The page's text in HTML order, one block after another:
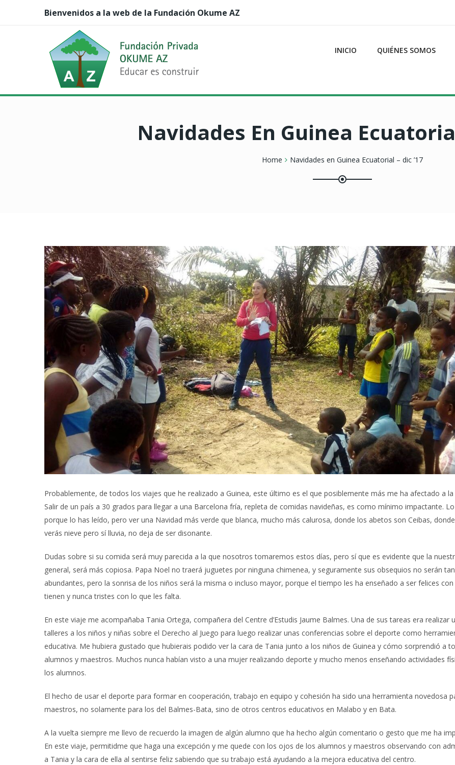
Bienvenidos a la web de la Fundación Okume AZ
INICIO QUIÉNES SOMOS
Navidades En Guinea
Home Navidades en Guinea Ecuatorial – dic ’17
Probablemente, de todos los viajes que he realizado a Guinea, este último es el que posiblemente más me ha afectado a la
Salir de un país a 30 grados para llegar a una Barcelona fría, repleta de comidas navideñas, es como mínimo impactante.
porque lo has leído, pero ver una Navidad más verde que blanca, mucho más calurosa, donde los abetos son Ceibas,
verás nieve pero sí lluvia, no deja de ser disonante.
Dudas sobre si su comida será muy parecida a la que nosotros tomaremos estos días, pero sí que es evidente que la
general, será más copiosa. Papa Noel no traerá juguetes por ninguna chimenea, y seguramente sus obsequios no serán tan
abundantes, pero la sonrisa de los niños será la misma o incluso mayor, porque el tiempo les ha enseñado a ser felices
tienen y nunca tristes con lo que les falta.
En este viaje me acompañaba Tania Ortega, compañera del Centre d’Estudis Jaume Balmes. Una de sus tareas era realizar
talleres a los niños y niñas sobre el Derecho al Juego para luego realizar unas conferencias sobre el deporte como
educativa. Me hubiera gustado que hubierais podido ver la cara de Tania junto a los niños de Guinea y cómo sorprendió a
alumnos y maestros. Muchos nunca habían visto a una mujer realizando deporte y mucho menos enseñando actividades
los alumnos.
El hecho de usar el deporte para formar en cooperación, trabajo en equipo y cohesión ha sido una herramienta novedosa
maestros, no solamente para los del Balmes-Bata, sino de otros centros educativos en Malabo y en Bata.
A la vuelta siempre me llevo de recuerdo la imagen de algún alumno que ha hecho algún comentario o gesto que me ha
En este viaje, permitidme que haga una excepción y me quede con los ojos de los alumnos y maestros observando con
a Tania y la cara de ella al sentirse feliz sabiendo que su trabajo está ayudando a la mejora educativa del centro.